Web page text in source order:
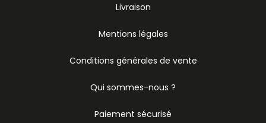
Livraison
Mentions légales
Conditions générales de vente
Qui sommes-nous ?
Paiement sécurisé